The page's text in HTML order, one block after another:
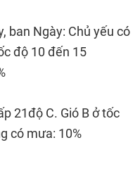
ban Ngày: Chủ yếu có
độ 10 đến 15
21độ C. Gió B ở tốc
có mưa: 10%